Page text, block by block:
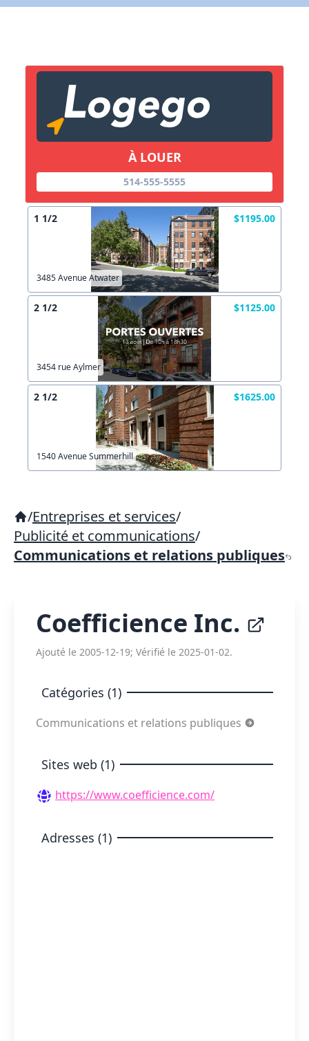
À LOUER
514-555-5555
1 1/2 $1195.00
3485 Avenue Atwater
2 1/2 $1125.00
3454 rue Aylmer
2 1/2 $1625.00
1540 Avenue Summerhill
/Entreprises et services/
Publicité et communications/
Communications et relations publiques
Coefficience Inc.
Ajouté le 2005-12-19; Vérifié le 2025-01-02.
Catégories (1)
Communications et relations publiques
Sites web (1)
https://www.coefficience.com/
Adresses (1)
Copier lien
X Fermer Envoyez